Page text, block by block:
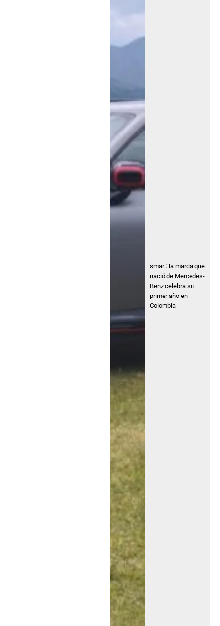
smart: la marca que
nació de Mercedes-
Benz celebra su
primer año en
Colombia